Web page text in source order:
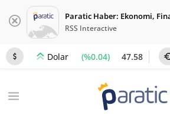
Paratic Haber: Ekonomi,
RSS Interactive
Dolar (%0.04) 47.58